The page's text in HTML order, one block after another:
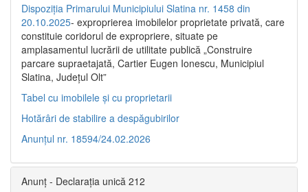
Dispoziția Primarului Municipiului Slatina nr. 1458 din
20.10.2025- exproprierea imobilelor proprietate privată, care
constituie coridorul de expropriere, situate pe
amplasamentul lucrării de utilitate publică „Construire
parcare supraetajată, Cartier Eugen Ionescu, Municipiul
Slatina, Județul Olt”
Tabel cu imobilele și cu proprietarii
Hotărâri de stabilire a despăgubirilor
Anunțul nr. 18594/24.02.2026
Anunț - Declarația unică 212